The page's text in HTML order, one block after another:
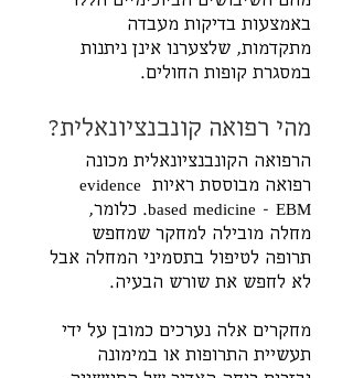
באמצעות בדיקות מעבדה
מתקדמות, שלצערנו אינן ניתנות
במסגרת קופות החולים.
מהי רפואה קונבנציונאלית?
הרפואה הקונבנציונאלית מכונה
רפואה מבוססת ראיות evidence
based medicine - EBM. כלומר,
מחלה מובילה למחקר שמחפש
תרופה לטיפול בתסמיני המחלה אבל
לא לחפש את שורש הבעיה.
מחקרים אלה נערכים כמובן על ידי
תעשיית התרופות או במימונה